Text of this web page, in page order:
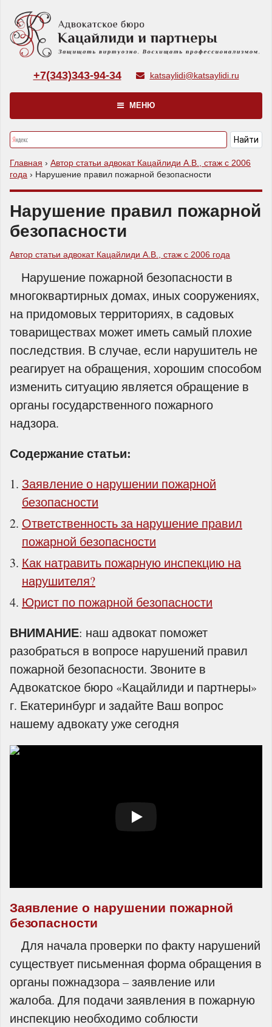
+7(343)343-94-34 katsaylidi@katsaylidi.ru
МЕНЮ
Главная › Автор статьи адвокат Кацайлиди А.В., стаж с 2006
года › Нарушение правил пожарной безопасности
Нарушение правил пожарной
безопасности
Автор статьи адвокат Кацайлиди А.В., стаж с 2006 года
Нарушение пожарной безопасности в
многоквартирных домах, иных сооружениях,
на придомовых территориях, в садовых
товариществах может иметь самый плохие
последствия. В случае, если нарушитель не
реагирует на обращения, хорошим способом
изменить ситуацию является обращение в
органы государственного пожарного
надзора.
Содержание статьи:
Заявление о нарушении пожарной
безопасности
Ответственность за нарушение правил
пожарной безопасности
Как натравить пожарную инспекцию на
нарушителя?
Юрист по пожарной безопасности
ВНИМАНИЕ: наш адвокат поможет
разобраться в вопросе нарушений правил
пожарной безопасности. Звоните в
Адвокатское бюро «Кацайлиди и партнеры»
г. Екатеринбург и задайте Ваш вопрос
нашему адвокату уже сегодня
Заявление о нарушении пожарной
безопасности
Для начала проверки по факту нарушений
существует письменная форма обращения в
органы пожнадзора – заявление или
жалоба. Для подачи заявления в пожарную
инспекцию необходимо соблюсти